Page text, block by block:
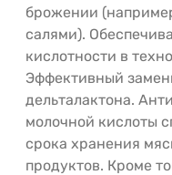
брожении
салями).
кислотности в
Эффективный
дельталактона.
молочной кислоты
срока хранения
продуктов. Кроме